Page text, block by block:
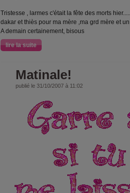
Tristesse , larmes c'était la fête des morts
dakar et thiès pour ma mère ,ma grd mère et
A demain certainement, bisous
lire la suite
Matinale!
publié le 31/10/2007 à 11:02